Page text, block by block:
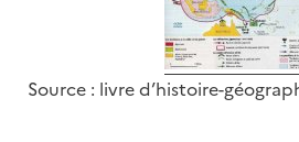
Source : livre d’histoire-